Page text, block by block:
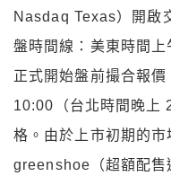
Nasdaq Texas）開啟
盤時間線：美東時間
正式開始盤前撮合報
10:00（台北時間晚上
格。由於上市初期的
greenshoe（超額配售